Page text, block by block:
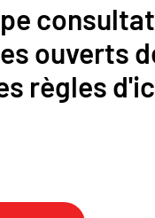
ouverts
règles